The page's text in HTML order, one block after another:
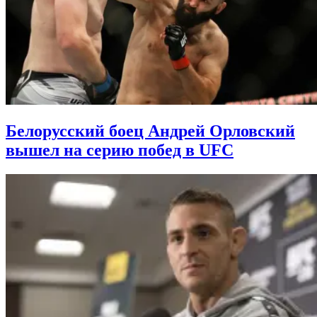
Белорусский боец Андрей Орловский
вышел на серию побед в UFC